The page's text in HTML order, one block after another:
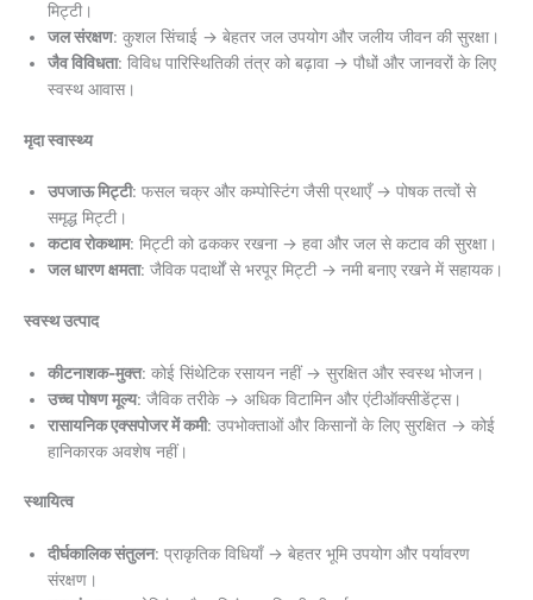
मिट्टी।
जल संरक्षण: कुशल सिंचाई → बेहतर जल उपयोग और जलीय जीवन की सुरक्षा।
जैव विविधता: विविध पारिस्थितिकी तंत्र को बढ़ावा → पौधों और जानवरों के लिए
स्वस्थ आवास।
मृदा स्वास्थ्य
उपजाऊ मिट्टी: फसल चक्र और कम्पोस्टिंग जैसी प्रथाएँ → पोषक तत्वों से
समृद्ध मिट्टी।
कटाव रोकथाम: मिट्टी को ढककर रखना → हवा और जल से कटाव की सुरक्षा।
जल धारण क्षमता: जैविक पदार्थों से भरपूर मिट्टी → नमी बनाए रखने में सहायक।
स्वस्थ उत्पाद
कीटनाशक-मुक्त: कोई सिंथेटिक रसायन नहीं → सुरक्षित और स्वस्थ भोजन।
उच्च पोषण मूल्य: जैविक तरीके → अधिक विटामिन और एंटीऑक्सीडेंट्स।
रासायनिक एक्सपोजर में कमी: उपभोक्ताओं और किसानों के लिए सुरक्षित → कोई
हानिकारक अवशेष नहीं।
स्थायित्व
दीर्घकालिक संतुलन: प्राकृतिक विधियाँ → बेहतर भूमि उपयोग और पर्यावरण
संरक्षण।